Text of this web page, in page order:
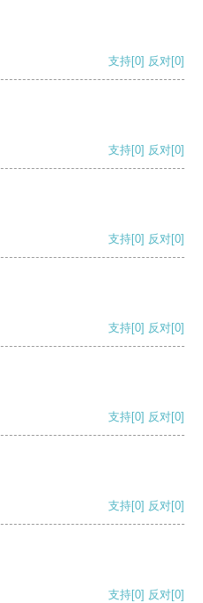
支持[0] 反对[0]
支持[0] 反对[0]
支持[0] 反对[0]
支持[0] 反对[0]
支持[0] 反对[0]
支持[0] 反对[0]
支持[0] 反对[0]